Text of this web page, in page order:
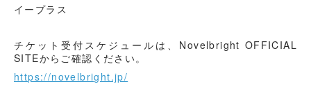
イープラス
チケット受付スケジュールは、Novelbright OFFICIAL
SITEからご確認ください。
https://novelbright.jp/